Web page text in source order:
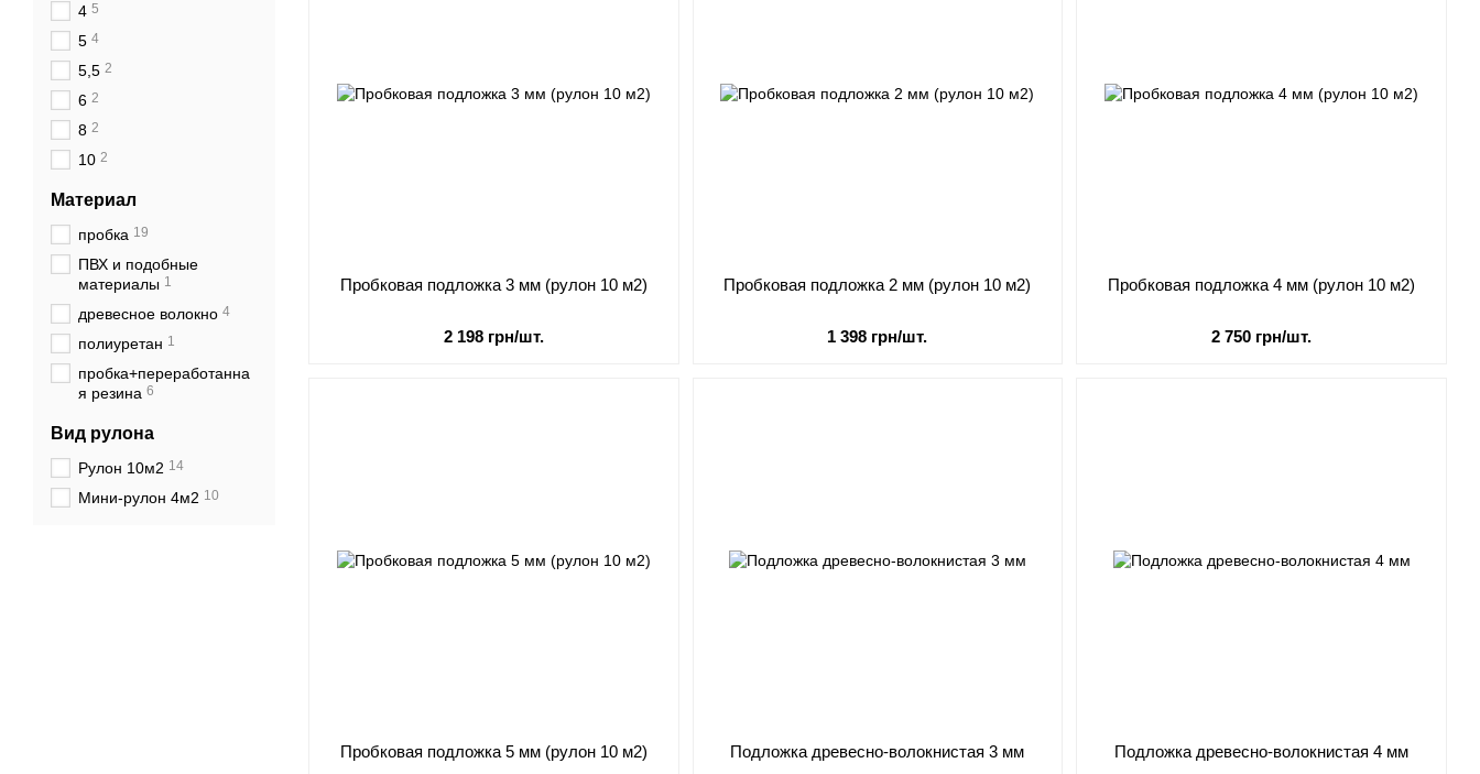
Пробковая подложка 3 мм (рулон 10 м2)
2 198 грн/шт.
Пробковая подложка 2 мм (рулон 10 м2)
1 398 грн/шт.
Пробковая подложка 4 мм (рулон 10 м2)
2 750 грн/шт.
Пробковая подложка 5 мм (рулон 10 м2) Подложка древесно-волокнистая 3 мм Подложка древесно-волокнистая 4 мм
4 5
5 4
5,5 2
6 2
8 2
10 2
Материал
пробка 19
ПВХ и подобные
материалы 1
древесное волокно 4
полиуретан 1
пробка+переработанна
я резина 6
Вид рулона
Рулон 10м2 14
Мини-рулон 4м2 10